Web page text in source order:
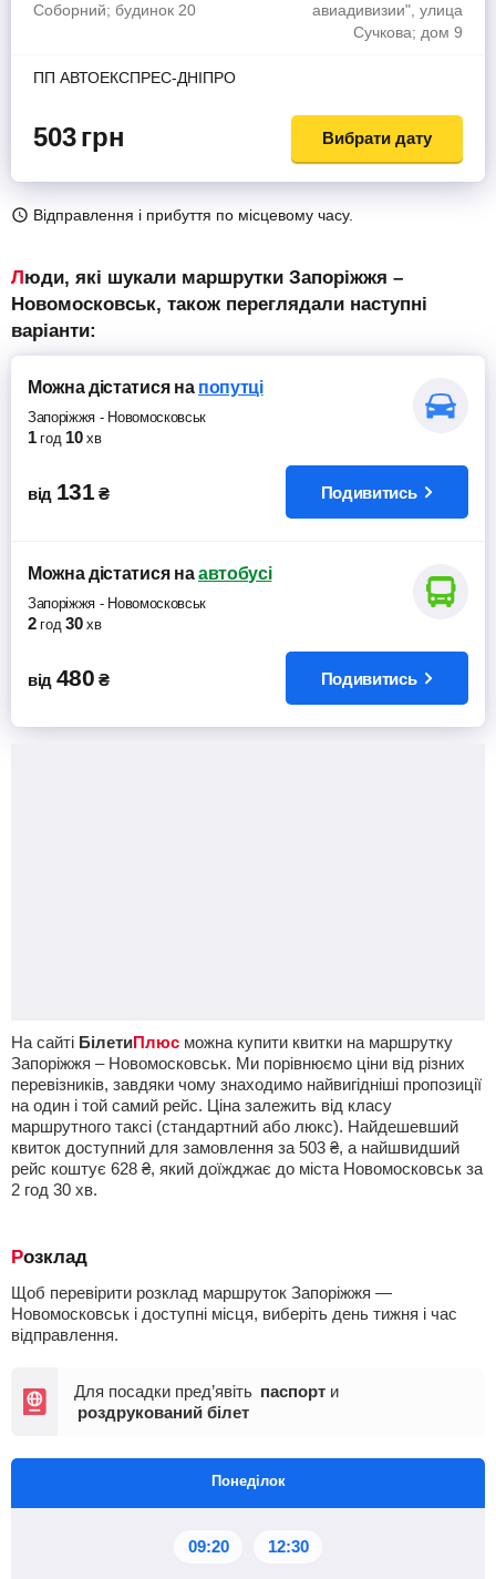
Соборний; будинок 20
авиадивизии", улица
Сучкова; дом 9
ПП АВТОЕКСПРЕС-ДНІПРО
503грн Вибрати дату
Відправлення і прибуття по місцевому часу.
Люди, які шукали маршрутки Запоріжжя –
Новомосковськ, також переглядали наступні
варіанти:
Можна дістатисяна попутці
Запоріжжя - Новомосковськ
1 год 10 хв
від 131 ₴ Подивитись
Можна дістатисяна автобусі
Запоріжжя - Новомосковськ
2 год 30 хв
від 480 ₴ Подивитись
На сайті БілетиПлюс можна купити квитки на маршрутку
Запоріжжя – Новомосковськ. Ми порівнюємо ціни від різних
перевізників, завдяки чому знаходимо найвигідніші пропозиції
на один і той самий рейс. Ціна залежить від класу
маршрутного таксі (стандартний або люкс). Найдешевший
квиток доступний для замовлення за 503 ₴, а найшвидший
рейс коштує 628 ₴, який доїжджає до міста Новомосковськ за
2 год 30 хв.
Розклад
Щоб перевірити розклад маршруток Запоріжжя —
Новомосковськ і доступні місця, виберіть день тижня і час
відправлення.
Для посадки пред’явіть паспорт и
роздрукований білет
Понеділок
09:20 12:30